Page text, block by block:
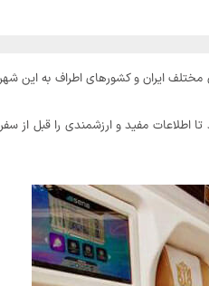
ایران و کشورهای اطراف به این
تا اطلاعات مفید و ارزشمندی را قبل از